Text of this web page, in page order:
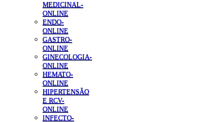
MEDICINAL-
ONLINE
ENDO-
ONLINE
GASTRO-
ONLINE
GINECOLOGIA-
ONLINE
HEMATO-
ONLINE
HIPERTENSÃO
E RCV-
ONLINE
INFECTO-